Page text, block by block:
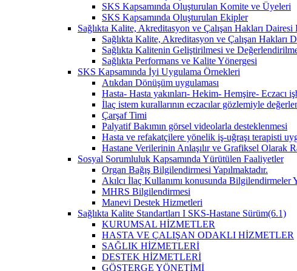
SKS Kapsamında Oluşturulan Komite ve Üyeleri
SKS Kapsamında Oluşturulan Ekipler
Sağlıkta Kalite, Akreditasyon ve Çalışan Hakları
Sağlıkta Kalite, Akreditasyon ve Çalışan Hakları
Sağlıkta Kalitenin Geliştirilmesi ve
Sağlıkta Performans ve Kalite Yönergesi
SKS Kapsamında İyi Uygulama Örnekleri
Atıkdan Dönüşüm uygulaması
Hasta- Hasta yakınları- Hekim- Hemşire- Eczacı
İlaç istem kurallarının eczacılar gözlemiyle
Çarşaf Timi
Palyatif Bakımın görsel videolarla desteklenmesi
Hasta ve refakatçilere yönelik iş-uğraşı terapisti
Hastane Verilerinin Anlaşılır ve Grafiksel Olarak
Sosyal Sorumluluk Kapsamında Yürütülen Faaliyetler
Organ Bağış Bilgilendirmesi Yapılmaktadır.
Akılcı İlaç Kullanımı konusunda Bilgilendirmeler
MHRS Bilgilendirmesi
Manevi Destek Hizmetleri
Sağlıkta Kalite Standartları I SKS-Hastane Sürüm(6.1)
KURUMSAL HİZMETLER
HASTA VE ÇALIŞAN ODAKLI HİZMETLER
SAĞLIK HİZMETLERİ
DESTEK HİZMETLERİ
GÖSTERGE YÖNETİMİ